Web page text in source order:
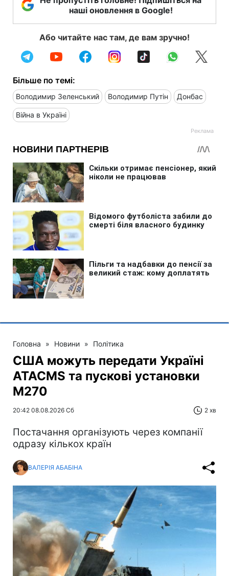
наші оновлення в Google!
Або читайте нас там, де вам зручно!
Більше по темі:
Володимир Зеленський Володимир Путін Донбас
Війна в Україні
Головна » Новини » Політика
США можуть передати Україні
ATACMS та пускові установки
M270
20:42 08.08.2026 Сб 2 хв
Постачання організують через компанії
одразу кількох країн
ВАЛЕРІЯ АБАБІНА